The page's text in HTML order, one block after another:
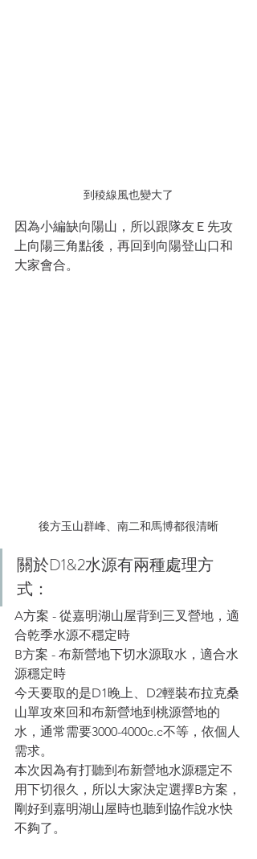
到稜線風也變大了
因為小編缺向陽山，所以跟隊友Ｅ先攻
上向陽三角點後，再回到向陽登山口和
大家會合。
後方玉山群峰、南二和馬博都很清晰
關於D1&2水源有兩種處理方
式：
A方案 - 從嘉明湖山屋背到三叉營地，適
合乾季水源不穩定時
B方案 - 布新營地下切水源取水，適合水
源穩定時
今天要取的是D1晚上、D2輕裝布拉克桑
山單攻來回和布新營地到桃源營地的
水，通常需要3000-4000c.c不等，依個人
需求。
本次因為有打聽到布新營地水源穩定不
用下切很久，所以大家決定選擇B方案，
剛好到嘉明湖山屋時也聽到協作說水快
不夠了。